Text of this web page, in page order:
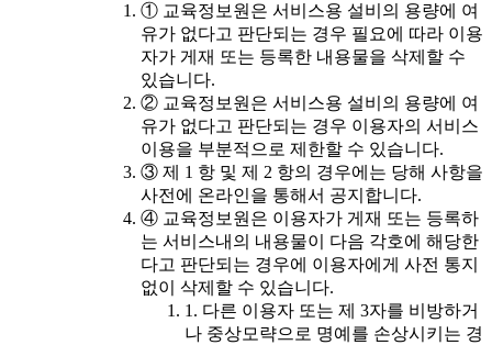
① 교육정보원은 서비스용 설비의 용량에 여
유가 없다고 판단되는 경우 필요에 따라 이용
자가 게재 또는 등록한 내용물을 삭제할 수
있습니다.
② 교육정보원은 서비스용 설비의 용량에 여
유가 없다고 판단되는 경우 이용자의 서비스
이용을 부분적으로 제한할 수 있습니다.
③ 제 1 항 및 제 2 항의 경우에는 당해 사항을
사전에 온라인을 통해서 공지합니다.
④ 교육정보원은 이용자가 게재 또는 등록하
는 서비스내의 내용물이 다음 각호에 해당한
다고 판단되는 경우에 이용자에게 사전 통지
없이 삭제할 수 있습니다.
1. 다른 이용자 또는 제 3자를 비방하거
나 중상모략으로 명예를 손상시키는 경